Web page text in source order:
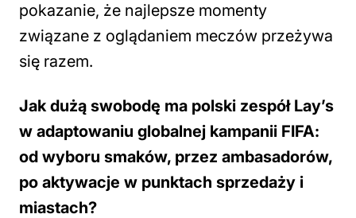
pokazanie, że najlepsze momenty
związane z oglądaniem meczów przeżywa
się razem.
Jak dużą swobodę ma polski zespół Lay’s
w adaptowaniu globalnej kampanii FIFA:
od wyboru smaków, przez ambasadorów,
po aktywacje w punktach sprzedaży i
miastach?